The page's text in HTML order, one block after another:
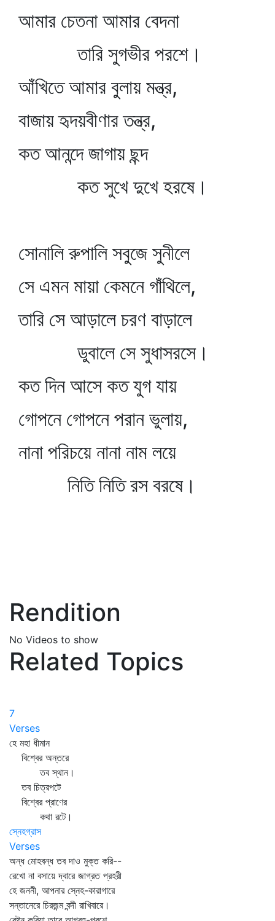
আমার চেতনা আমার বেদনা
তারি সুগভীর পরশে।
আঁখিতে আমার বুলায় মন্ত্র,
বাজায় হৃদয়বীণার তন্ত্র,
কত আনন্দে জাগায় ছন্দ
কত সুখে দুখে হরষে।
সোনালি রুপালি সবুজে সুনীলে
সে এমন মায়া কেমনে গাঁথিলে,
তারি সে আড়ালে চরণ বাড়ালে
ডুবালে সে সুধাসরসে।
কত দিন আসে কত যুগ যায়
গোপনে গোপনে পরান ভুলায়,
নানা পরিচয়ে নানা নাম লয়ে
নিতি নিতি রস বরষে।
Rendition
No Videos to show
Related Topics
7
Verses
হে মহা ধীমান
বিশ্বের অন্তরে
তব স্থান।
তব চিত্রপটে
বিশ্বের প্রাণের
কথা রটে।
স্নেহগ্রাস
Verses
অন্ধ মোহবন্ধ তব দাও মুক্ত করি--
রেখো না বসায়ে দ্বারে জাগ্রত প্রহরী
হে জননী, আপনার স্নেহ-কারাগারে
সন্তানেরে চিরজন্ম বন্দী রাখিবারে।